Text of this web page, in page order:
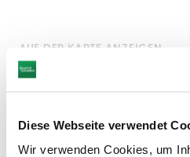
Diese Webseite verwendet
Wir verwenden Cookies, um
AUF DER KARTE ANZEIGEN